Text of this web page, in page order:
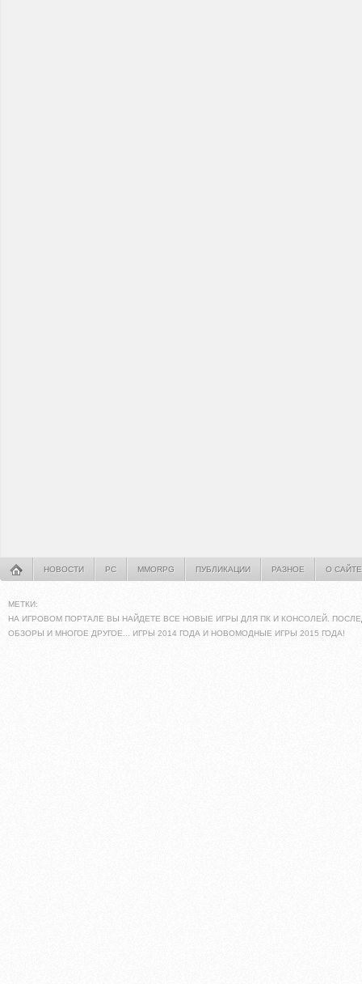
НОВОСТИ PC MMORPG ПУБЛИКАЦИИ РАЗНОЕ О САЙТЕ
МЕТКИ:
НА ИГРОВОМ ПОРТАЛЕ ВЫ НАЙДЕТЕ ВСЕ НОВЫЕ ИГРЫ ДЛЯ ПК И КОНСОЛЕЙ.
ОБЗОРЫ И МНОГОЕ ДРУГОЕ... ИГРЫ 2014 ГОДА И НОВОМОДНЫЕ ИГРЫ 2015 ГОДА!